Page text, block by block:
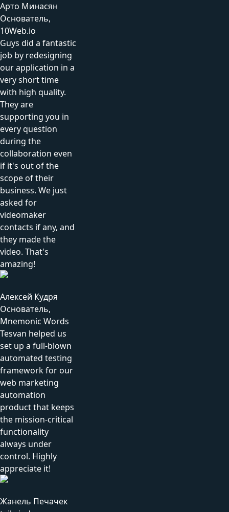
Арто Минасян
Основатель,
10Web.io
Guys did a fantastic
job by redesigning
our application in a
very short time
with high quality.
They are
supporting you in
every question
during the
collaboration even
if it's out of the
scope of their
business. We just
asked for
videomaker
contacts if any, and
they made the
video. That's
amazing!
Алексей Кудря
Основатель,
Mnemonic Words
Tesvan helped us
set up a full-blown
automated testing
framework for our
web marketing
automation
product that keeps
the mission-critical
functionality
always under
control. Highly
appreciate it!
Жанель Печачек